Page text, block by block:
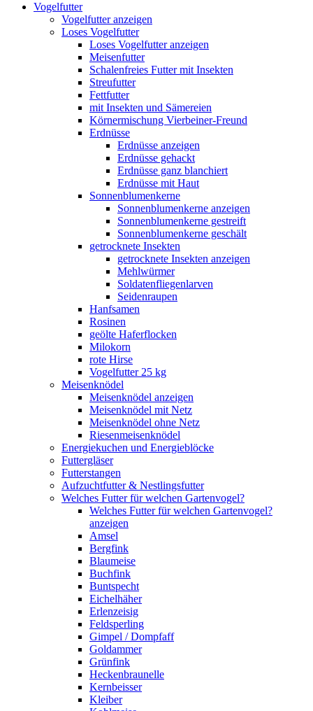
Vogelfutter
Vogelfutter anzeigen
Loses Vogelfutter
Loses Vogelfutter anzeigen
Meisenfutter
Schalenfreies Futter mit Insekten
Streufutter
Fettfutter
mit Insekten und Sämereien
Körnermischung Vierbeiner-Freund
Erdnüsse
Erdnüsse anzeigen
Erdnüsse gehackt
Erdnüsse ganz blanchiert
Erdnüsse mit Haut
Sonnenblumenkerne
Sonnenblumenkerne anzeigen
Sonnenblumenkerne gestreift
Sonnenblumenkerne geschält
getrocknete Insekten
getrocknete Insekten anzeigen
Mehlwürmer
Soldatenfliegenlarven
Seidenraupen
Hanfsamen
Rosinen
geölte Haferflocken
Milokorn
rote Hirse
Vogelfutter 25 kg
Meisenknödel
Meisenknödel anzeigen
Meisenknödel mit Netz
Meisenknödel ohne Netz
Riesenmeisenknödel
Energiekuchen und Energieblöcke
Futtergläser
Futterstangen
Aufzuchtfutter & Nestlingsfutter
Welches Futter für welchen Gartenvogel?
Welches Futter für welchen Gartenvogel?
anzeigen
Amsel
Bergfink
Blaumeise
Buchfink
Buntspecht
Eichelhäher
Erlenzeisig
Feldsperling
Gimpel / Dompfaff
Goldammer
Grünfink
Heckenbraunelle
Kernbeisser
Kleiber